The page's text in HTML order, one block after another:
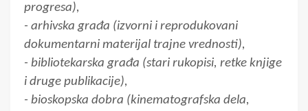
progresa),
- arhivska građa (izvorni i reprodukovani
dokumentarni materijal trajne vrednosti),
- bibliotekarska građa (stari rukopisi, retke knjige
i druge publikacije),
- bioskopska dobra (kinematografska dela,